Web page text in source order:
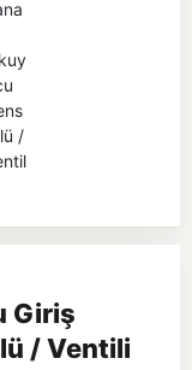
Giriş
/ Ventili